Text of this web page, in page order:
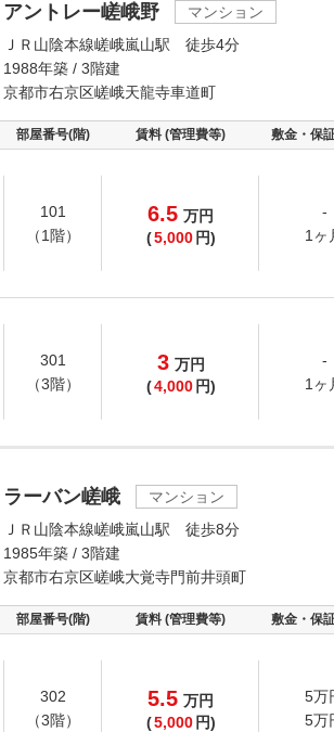
アントレー嵯峨野
マンション
ＪＲ山陰本線嵯峨嵐山駅 徒歩4分
1988年築 / 3階建
京都市右京区嵯峨天龍寺車道町
部屋番号(階) 賃料 (管理費等) 敷金・保
101
（1階）
6.5 万円
(5,000 円)
-
1ヶ
301
（3階）
3 万円
(4,000 円)
-
1ヶ
ラーバン嵯峨
マンション
ＪＲ山陰本線嵯峨嵐山駅 徒歩8分
1985年築 / 3階建
京都市右京区嵯峨大覚寺門前井頭町
部屋番号(階) 賃料 (管理費等) 敷金・保
302
（3階）
5.5 万円
(5,000 円)
5万
5万